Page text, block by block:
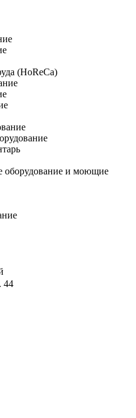
(HoReCa)
оборудование и моющие
44